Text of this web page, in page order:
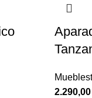
2.290,00